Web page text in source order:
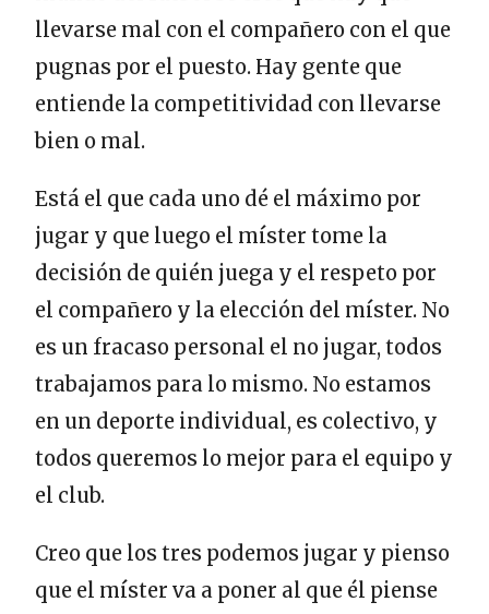
llevarse mal con el compañero con el que
pugnas por el puesto. Hay gente que
entiende la competitividad con llevarse
bien o mal.
Está el que cada uno dé el máximo por
jugar y que luego el míster tome la
decisión de quién juega y el respeto por
el compañero y la elección del míster. No
es un fracaso personal el no jugar, todos
trabajamos para lo mismo. No estamos
en un deporte individual, es colectivo, y
todos queremos lo mejor para el equipo y
el club.
Creo que los tres podemos jugar y pienso
que el míster va a poner al que él piense